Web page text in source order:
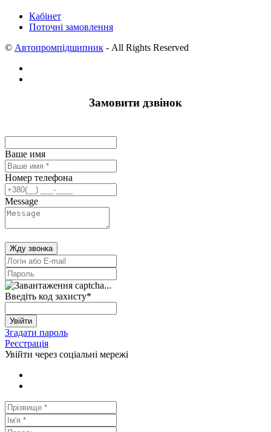
Кабінет
Поточні замовлення
© Автопромпідшипник - All Rights Reserved
Замовити дзвінок
Ваше имя
Номер телефона
Message
Жду звонка
Введіть код захисту*
Увійти
Згадати пароль
Реєстрація
Увійти через соціальні мережі